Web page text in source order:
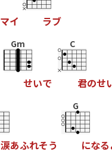
マイ ラブ
Gm
せいで
C
君のせ
涙あふれそう
G
になる